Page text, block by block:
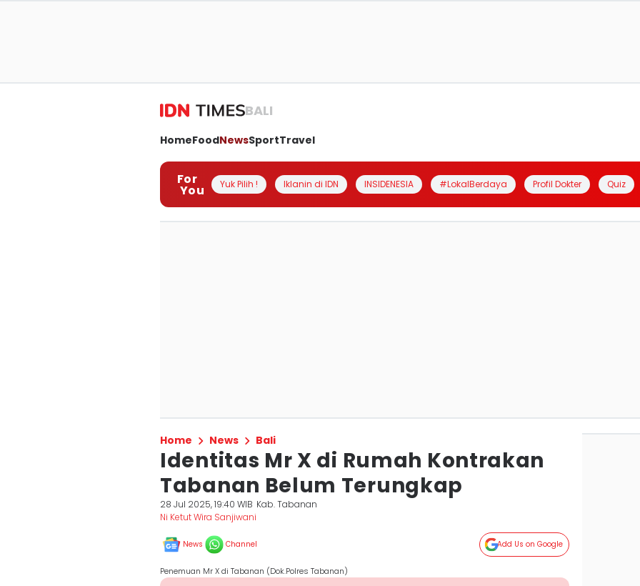
BALI
HomeFoodNewsSportTravel
For
You Yuk Pilih ! Iklanin di IDN INSIDENESIA #LokalBerdaya Profil Dokter Quiz
Home News Bali
Identitas Mr X di Rumah Kontrakan
Tabanan Belum Terungkap
28 Jul 2025, 19:40 WIB Kab. Tabanan
Ni Ketut Wira Sanjiwani
News Channel Add Us on Google
Penemuan Mr X di Tabanan (Dok.Polres Tabanan)